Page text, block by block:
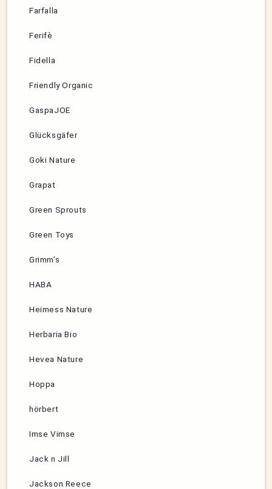
Farfalla
Ferifè
Fidella
Friendly Organic
GaspaJOE
Glücksgäfer
Goki Nature
Grapat
Green Sprouts
Green Toys
Grimm’s
HABA
Heimess Nature
Herbaria Bio
Hevea Nature
Hoppa
hörbert
Imse Vimse
Jack n Jill
Jackson Reece